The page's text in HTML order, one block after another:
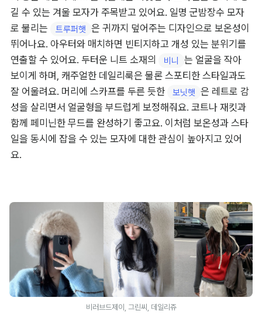
길 수 있는 겨울 모자가 주목받고 있어요. 일명 군밤장수 모자
로 불리는
트루퍼햇 은 귀까지 덮어주는 디자인으로 보온성이
뛰어나요. 아우터와 매치하면 빈티지하고 개성 있는 분위기를
연출할 수 있어요. 두터운 니트 소재의
비니
는 얼굴을 작아
보이게 하며, 캐주얼한 데일리룩은 물론 스포티한 스타일과도
잘 어울려요. 머리에 스카프를 두른 듯한
보닛햇 은 레트로 감
성을 살리면서 얼굴형을 부드럽게 보정해줘요. 코트나 재킷과
함께 페미닌한 무드를 완성하기 좋고요. 이처럼 보온성과 스타
일을 동시에 잡을 수 있는 모자에 대한 관심이 높아지고 있어
요.
비러브드제이, 그린씨, 데일리쥬